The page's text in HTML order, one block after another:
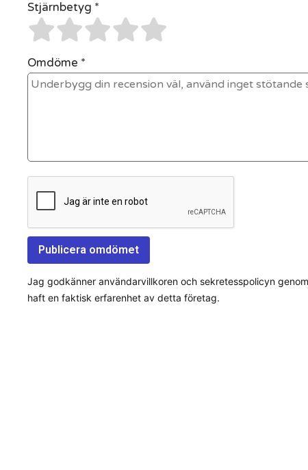
Stjärnbetyg *
Omdöme *
Jag godkänner användarvillkoren och sekretesspolicyn
haft en faktisk erfarenhet av detta företag.